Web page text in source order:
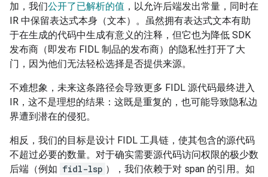
加，我们公开了已解析的值 ，以允许后端发出常量，同时在
IR 中保留表达式本身（文本）。虽然拥有表达式文本有助
于在生成的代码中生成有意义的注释，但它也为降低 SDK
发布商（即发布 FIDL 制品的发布商）的隐私性打开了大
门，因为他们无法轻松选择是否提供来源。
不难想象，未来这条路径会导致更多 FIDL 源代码最终进入
IR，这不是理想的结果：这既是重复的，也可能导致隐私边
界遭到潜在的侵犯。
相反，我们的目标是设计 FIDL 工具链，使其包含的源代码
不超过必要的数量。对于确实需要源代码访问权限的极少数
后端（例如 fidl-lsp ），我们依赖于对 span 的引用。如